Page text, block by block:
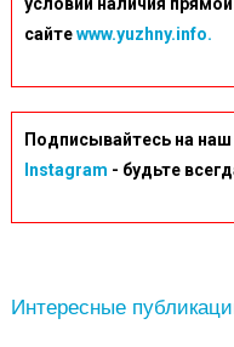
сайтеwww.yuzhny.info.
Подписывайтесь на наш
Instagram - будьте
Интересные